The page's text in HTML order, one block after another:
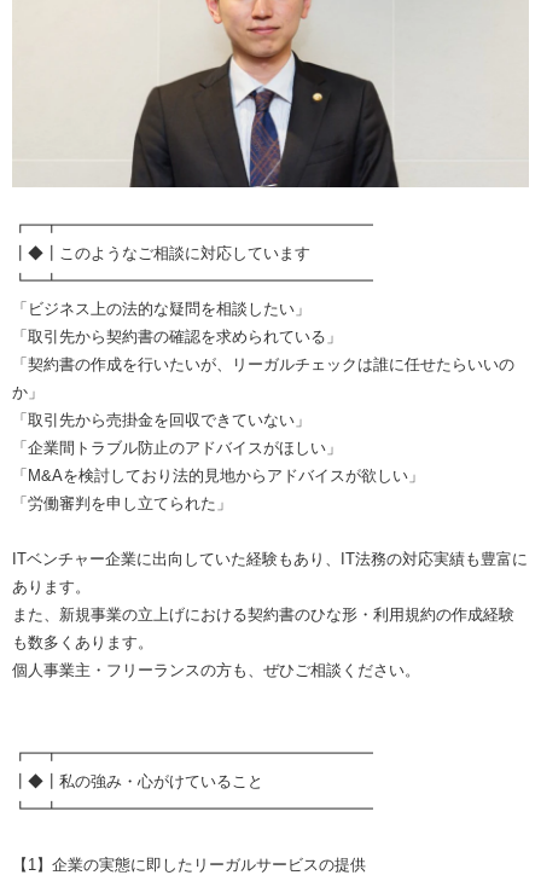
┏━┳━━━━━━━━━━━━━━━━━━━━
┃◆┃このようなご相談に対応しています
┗━┻━━━━━━━━━━━━━━━━━━━━
「ビジネス上の法的な疑問を相談したい」
「取引先から契約書の確認を求められている」
「契約書の作成を行いたいが、リーガルチェックは誰に任せたらいいの
か」
「取引先から売掛金を回収できていない」
「企業間トラブル防止のアドバイスがほしい」
「M&Aを検討しており法的見地からアドバイスが欲しい」
「労働審判を申し立てられた」
ITベンチャー企業に出向していた経験もあり、IT法務の対応実績も豊富に
あります。
また、新規事業の立上げにおける契約書のひな形・利用規約の作成経験
も数多くあります。
個人事業主・フリーランスの方も、ぜひご相談ください。
┏━┳━━━━━━━━━━━━━━━━━━━━
┃◆┃私の強み・心がけていること
┗━┻━━━━━━━━━━━━━━━━━━━━
【1】企業の実態に即したリーガルサービスの提供